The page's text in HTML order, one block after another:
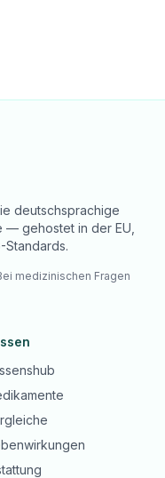
deutschsprachige
— gehostet in der EU,
Standards.
medizinischen Fragen